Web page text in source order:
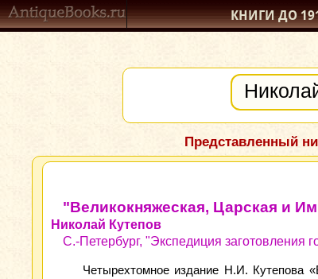
КНИГИ ДО
Представленный
"Великокняжеская, Царская и
Николай Кутепов
С.-Петербург, "Экспедиция заготовления
Четырехтомное издание Н.И. Кутепова